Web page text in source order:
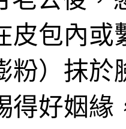
皮包內或
粉）抹於
得好姻